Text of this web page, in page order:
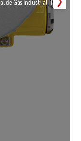
de Gás Industrial | Inmar